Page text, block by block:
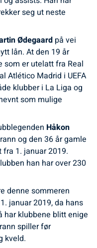
seg ut neste
Ødegaard på vei
lån. At den 19 år
som er utelatt fra Real
Atlético Madrid i UEFA
klubber i La Liga og
som mulige
Håkon
og den 36 år gamle
1. januar 2019.
han har over 230
denne sommeren
januar 2019, da hans
har klubbene blitt enige
spiller før
kveld.